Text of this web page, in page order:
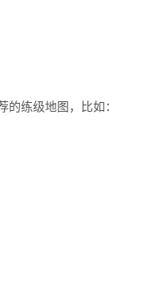
练级地图，比如：